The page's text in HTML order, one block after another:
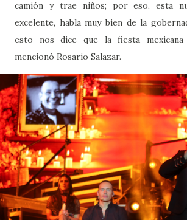
camión y trae niños; por eso, esta
excelente, habla muy bien de la
esto nos dice que la fiesta mexicana
mencionó Rosario Salazar.